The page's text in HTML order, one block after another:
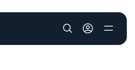
User account